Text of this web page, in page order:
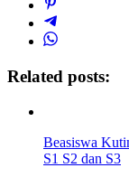
Related posts:
Beasiswa
S1 S2 dan S3